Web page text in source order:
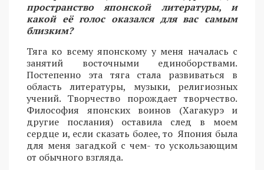
пространство японской литературы, и
какой её голос оказался для вас самым
близким?
Тяга ко всему японскому у меня началась с
занятий восточными единоборствами.
Постепенно эта тяга стала развиваться в
область литературы, музыки, религиозных
учений. Творчество порождает творчество.
Философия японских воинов (Хагакурэ и
другие послания) оставила след в моем
сердце и, если сказать более, то Япония была
для меня загадкой с чем- то ускользающим
от обычного взгляда.